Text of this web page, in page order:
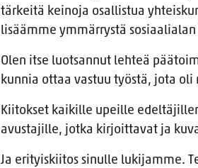
tärkeitä keinoja osallistua
lisäämme ymmärrystä sosiaalialan
Olen itse luotsannut lehteä
kunnia ottaa vastuu työstä, jota
Kiitokset kaikille upeille
avustajille, jotka kirjoittavat ja
Ja erityiskiitos sinulle lukijamme.